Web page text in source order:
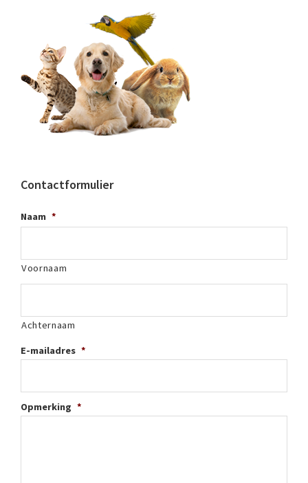
Contactformulier
Naam *
Voornaam
Achternaam
E-mailadres *
Opmerking *